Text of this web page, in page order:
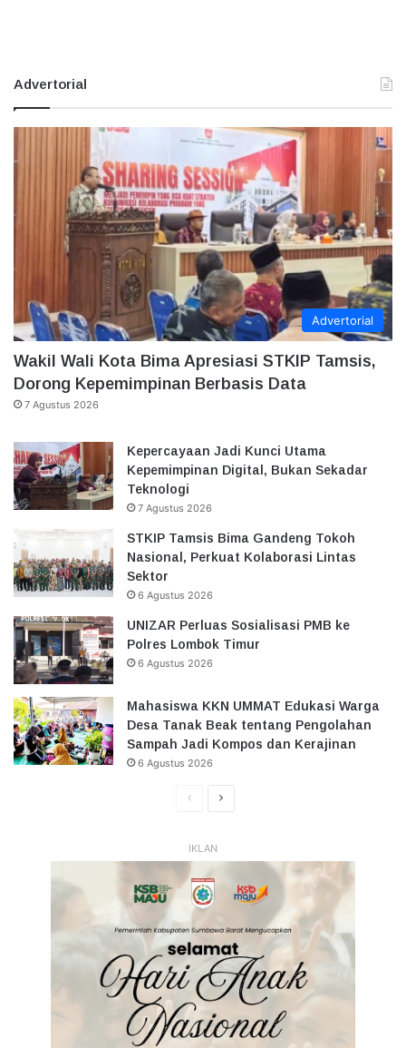
Advertorial
Advertorial
Wakil Wali Kota Bima Apresiasi STKIP Tamsis,
Dorong Kepemimpinan Berbasis Data
7 Agustus 2026
Kepercayaan Jadi Kunci Utama
Kepemimpinan Digital, Bukan Sekadar
Teknologi
7 Agustus 2026
STKIP Tamsis Bima Gandeng Tokoh
Nasional, Perkuat Kolaborasi Lintas
Sektor
6 Agustus 2026
UNIZAR Perluas Sosialisasi PMB ke
Polres Lombok Timur
6 Agustus 2026
Mahasiswa KKN UMMAT Edukasi Warga
Desa Tanak Beak tentang Pengolahan
Sampah Jadi Kompos dan Kerajinan
6 Agustus 2026
HalamanHalaman
IKLAN